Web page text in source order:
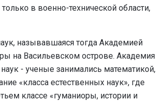
в военно-технической области,
называвшаяся тогда Академией
на Васильевском острове. Академия
- ученые занимались математикой,
«класса естественных наук», где
классе «гуманиоры, истории и